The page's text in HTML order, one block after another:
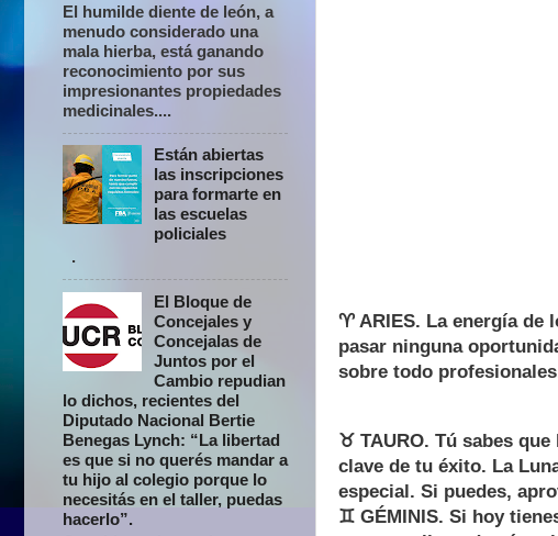
♈ ARIES. La energía
pasar ninguna
sobre todo
♉ TAURO. Tú sabes
clave de tu éxito. La
especial. Si puedes,
♊ GÉMINIS. Si hoy
El humilde diente de león, a
menudo considerado una
mala hierba, está ganando
reconocimiento por sus
impresionantes propiedades
medicinales....
Están abiertas
las inscripciones
para formarte en
las escuelas
policiales
.
El Bloque de
Concejales y
Concejalas de
Juntos por el
Cambio repudian
lo dichos, recientes del
Diputado Nacional Bertie
Benegas Lynch: “La libertad
es que si no querés mandar a
tu hijo al colegio porque lo
necesitás en el taller, puedas
hacerlo”.